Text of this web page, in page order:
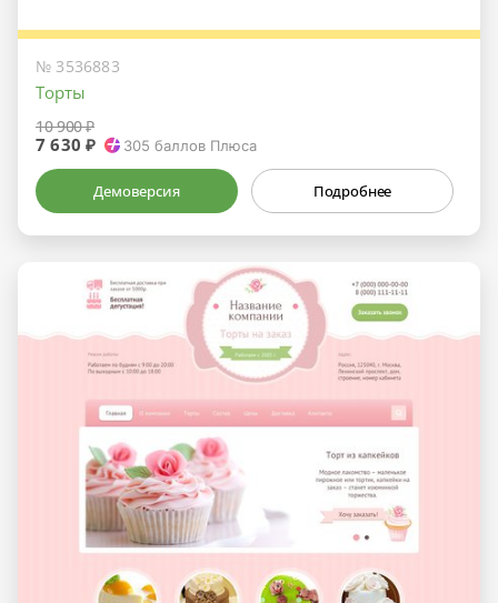
№ 3536883
Торты
10 900 ₽
7 630 ₽ 305 баллов Плюса
Демоверсия Подробнее